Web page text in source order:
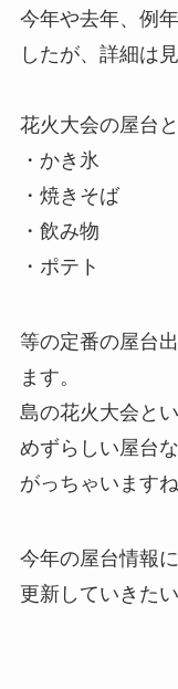
今年や去年、例
したが、詳細は
花火大会の屋台
・かき氷
・焼きそば
・飲み物
・ポテト
等の定番の屋台
ます。
島の花火大会と
めずらしい屋台
がっちゃいますね
今年の屋台情報
更新していきた